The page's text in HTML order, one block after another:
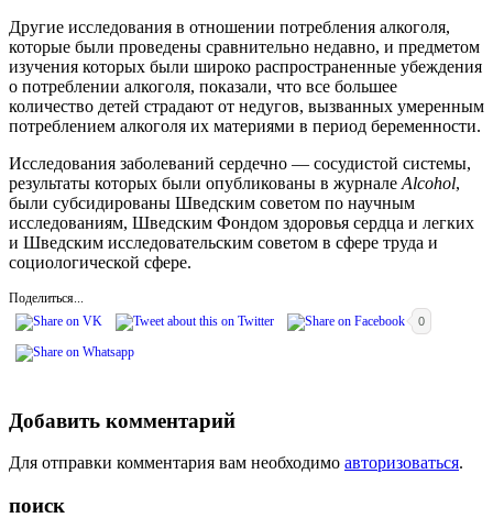
Другие исследования в отношении потребления алкоголя,
которые были проведены сравнительно недавно, и предметом
изучения которых были широко распространенные убеждения
о потреблении алкоголя, показали, что все большее
количество детей страдают от недугов, вызванных умеренным
потреблением алкоголя их материями в период беременности.
Исследования заболеваний сердечно — сосудистой системы,
результаты которых были опубликованы в журнале Alcohol,
были субсидированы Шведским советом по научным
исследованиям, Шведским Фондом здоровья сердца и легких
и Шведским исследовательским советом в сфере труда и
социологической сфере.
Поделиться...
0
Добавить комментарий
Для отправки комментария вам необходимо авторизоваться.
поиск